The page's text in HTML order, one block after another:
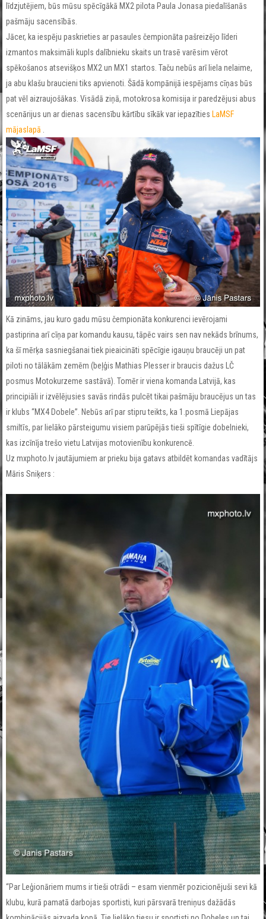
līdzjutējiem, būs mūsu spēcīgākā MX2 pilota Paula Jonasa piedalīšanās
pašmāju sacensībās.
Jācer, ka iespēju paskrieties ar pasaules čempionāta pašreizējo līderi
izmantos maksimāli kupls dalībnieku skaits un trasē varēsim vērot
spēkošanos atsevišķos MX2 un MX1 startos. Taču nebūs arī liela nelaime,
ja abu klašu braucieni tiks apvienoti. Šādā kompānijā iespējams cīņas būs
pat vēl aizraujošākas. Visādā ziņā, motokrosa komisija ir paredzējusi abus
scenārijus un ar dienas sacensību kārtību sīkāk var iepazīties LaMSF
mājaslapā
Kā zināms, jau kuro gadu mūsu čempionāta konkurenci ievērojami
pastiprina arī cīņa par komandu kausu, tāpēc vairs sen nav nekāds brīnums,
ka šī mērķa sasniegšanai tiek pieaicināti spēcīgie igauņu braucēji un pat
piloti no tālākām zemēm (beļģis Mathias Plesser ir braucis dažus LČ
posmus Motokurzeme sastāvā). Tomēr ir viena komanda Latvijā, kas
principiāli ir izvēlējusies savās rindās pulcēt tikai pašmāju braucējus un tas
ir klubs “MX4 Dobele”. Nebūs arī par stipru teikts, ka 1.posmā Liepājas
smiltīs, par lielāko pārsteigumu visiem parūpējās tieši spītīgie dobelnieki,
kas izcīnīja trešo vietu Latvijas motovienību konkurencē.
Uz mxphoto.lv jautājumiem ar prieku bija gatavs atbildēt komandas vadītājs
Māris Sniķers :
“Par Leģionāriem mums ir tieši otrādi – esam vienmēr pozicionējuši sevi kā
klubu, kurā pamatā darbojas sportisti, kuri pārsvarā treniņus dažādās